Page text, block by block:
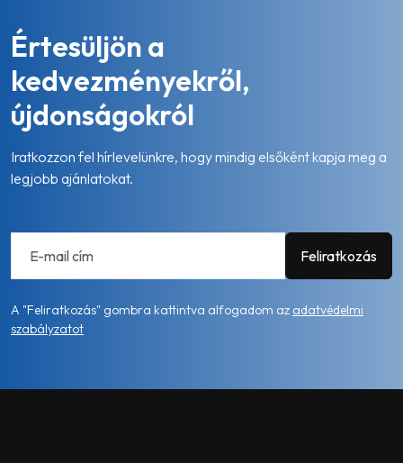
Értesüljön a
kedvezményekről,
újdonságokról
Iratkozzon fel hírlevelünkre, hogy mindig elsőként kapja meg a
legjobb ajánlatokat.
A "Feliratkozás" gombra kattintva alfogadom az adatvédelmi
szabályzatot